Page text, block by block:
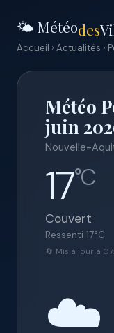
🌤️ Météodes
Accueil › Actualités ›
Météo
juin
Nouvelle-
17°C
Couvert
Ressenti 17°C
🔄 Mis à jour à
☁️